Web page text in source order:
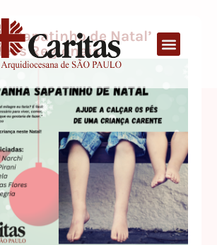
‘Sapatinho de Natal’
Regionais